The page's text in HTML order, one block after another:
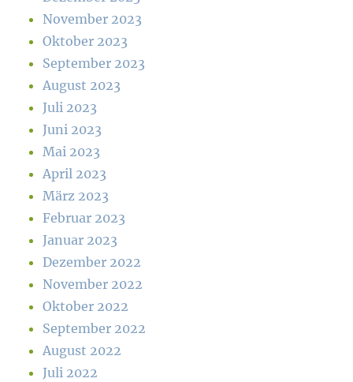
November 2023
Oktober 2023
September 2023
August 2023
Juli 2023
Juni 2023
Mai 2023
April 2023
März 2023
Februar 2023
Januar 2023
Dezember 2022
November 2022
Oktober 2022
September 2022
August 2022
Juli 2022